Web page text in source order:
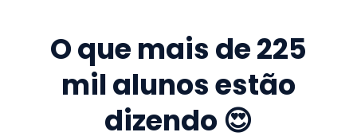
O que mais de225
mil alunos estão
dizendo 😍